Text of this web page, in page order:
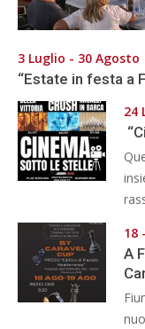
3 Luglio - 30 Agosto
“Estate in festa a
24
18
A